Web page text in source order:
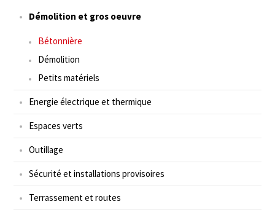
Démolition et gros oeuvre
Bétonnière
Démolition
Petits matériels
Energie électrique et thermique
Espaces verts
Outillage
Sécurité et installations provisoires
Terrassement et routes